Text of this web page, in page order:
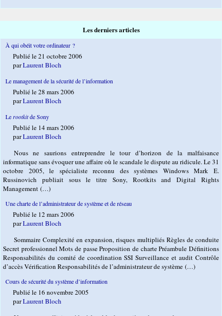
Les derniers articles
À qui obéit votre ordinateur ?
Publié le 21 octobre 2006
parLaurent Bloch
Le management de la sécurité de l’information
Publié le 28 mars 2006
parLaurent Bloch
Lerootkitde Sony
Publié le 14 mars 2006
parLaurent Bloch
Nous ne saurions entreprendre le tour d’horizon de la malfaisance
informatique sans évoquer une affaire où le scandale le dispute au ridicule. Le 31
octobre 2005, le spécialiste reconnu des systèmes Windows Mark E.
Russinovich publiait sous le titre Sony, Rootkits and Digital Rights
Management (…)
Une charte de l’administrateur de système et de réseau
Publié le 12 mars 2006
parLaurent Bloch
Sommaire Complexité en expansion, risques multipliés Règles de conduite
Secret professionnel Mots de passe Proposition de charte Préambule Définitions
Responsabilités du comité de coordination SSI Surveillance et audit Contrôle
d’accès Vérification Responsabilités de l’administrateur de système (…)
Cours de sécurité du système d’information
Publié le 16 novembre 2005
parLaurent Bloch